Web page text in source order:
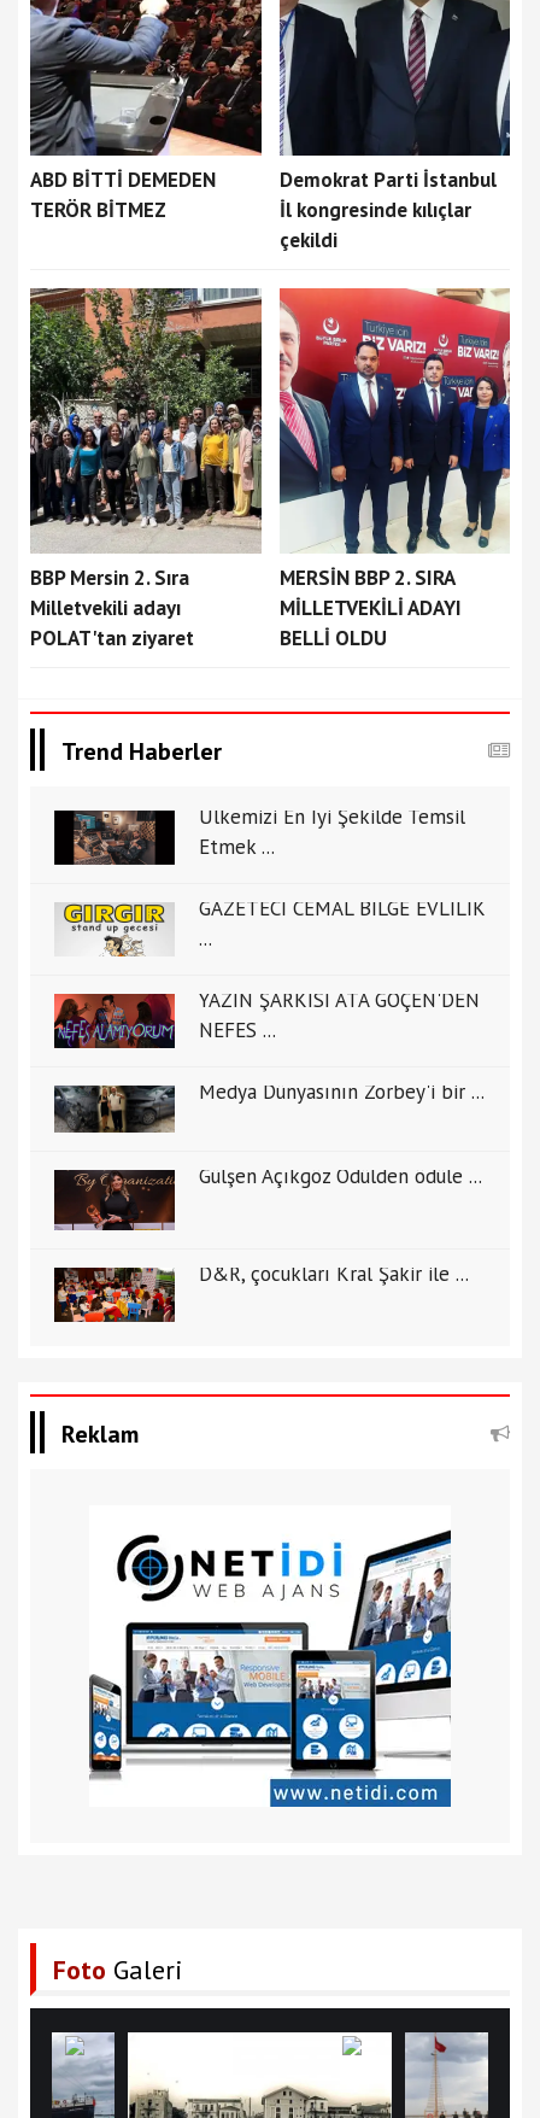
ABD BİTTİ DEMEDEN
TERÖR BİTMEZ
Demokrat Parti İstanbul
İl kongresinde kılıçlar
çekildi
BBP Mersin 2. Sıra
Milletvekili adayı
POLAT'tan ziyaret
MERSİN BBP 2. SIRA
MİLLETVEKİLİ ADAYI
BELLİ OLDU
Trend Haberler
Ülkemizi En İyi Şekilde Temsil
Etmek ...
GAZETECİ CEMAL BİLGE EVLİLİK
...
YAZIN ŞARKISI ATA GÖÇEN'DEN
NEFES ...
Medya Dünyasının Zorbey'i bir ...
Gülşen Açıkgöz Ödülden ödüle ...
D&R, çocukları Kral Şakir ile ...
Reklam
Foto Galeri